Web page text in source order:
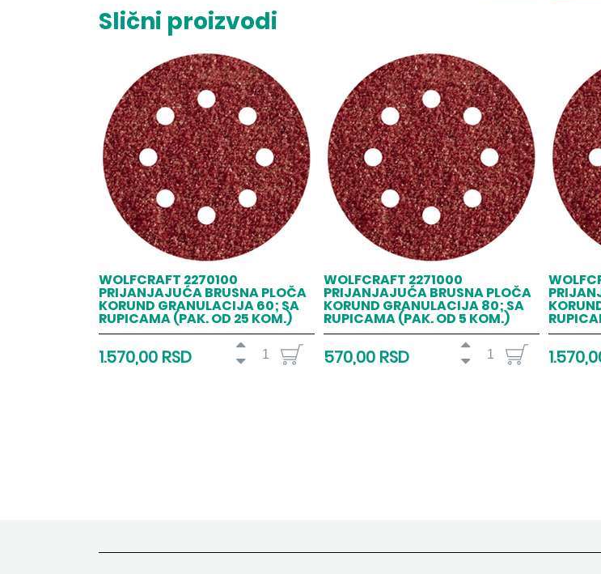
Slični proizvodi
WOLFCRAFT 2270100
PRIJANJAJUĆA BRUSNA PLOČA
KORUND GRANULACIJA 60; SA
RUPICAMA (PAK. OD 25 KOM.)
1.570,00 RSD
WOLFCRAFT 2271000
PRIJANJAJUĆA BRUSNA PLOČA
KORUND GRANULACIJA 80; SA
RUPICAMA (PAK. OD 5 KOM.)
570,00 RSD